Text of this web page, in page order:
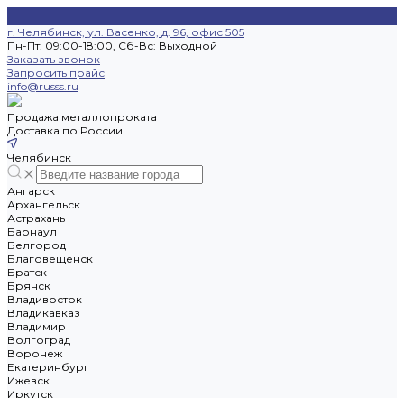
г. Челябинск, ул. Васенко, д. 96, офис 505
Пн-Пт: 09:00-18:00, Cб-Вс: Выходной
Заказать звонок
Запросить прайс
info@russs.ru
Продажа металлопроката
Доставка по России
Челябинск
Ангарск
Архангельск
Астрахань
Барнаул
Белгород
Благовещенск
Братск
Брянск
Владивосток
Владикавказ
Владимир
Волгоград
Воронеж
Екатеринбург
Ижевск
Иркутск